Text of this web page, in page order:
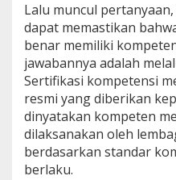
Lalu muncul
dapat memastikan
benar memiliki
jawabannya adalah
Sertifikasi kompetensi
resmi yang diberikan
dinyatakan kompeten
dilaksanakan oleh
berdasarkan standar
berlaku.